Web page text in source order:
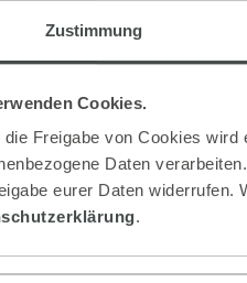
Zustimmung
Cookies.
die Freigabe von Cookies
Daten
eurer Daten widerrufen.
.